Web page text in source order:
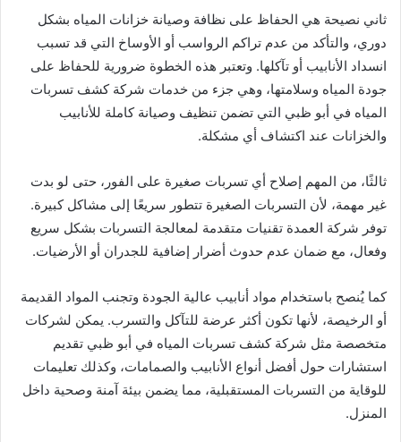
ثاني نصيحة هي الحفاظ على نظافة وصيانة خزانات المياه بشكل
دوري، والتأكد من عدم تراكم الرواسب أو الأوساخ التي قد تسبب
انسداد الأنابيب أو تآكلها. وتعتبر هذه الخطوة ضرورية للحفاظ على
جودة المياه وسلامتها، وهي جزء من خدمات شركة كشف تسربات
المياه في أبو ظبي التي تضمن تنظيف وصيانة كاملة للأنابيب
والخزانات عند اكتشاف أي مشكلة.
ثالثًا، من المهم إصلاح أي تسربات صغيرة على الفور، حتى لو بدت
غير مهمة، لأن التسربات الصغيرة تتطور سريعًا إلى مشاكل كبيرة.
توفر شركة العمدة تقنيات متقدمة لمعالجة التسربات بشكل سريع
وفعال، مع ضمان عدم حدوث أضرار إضافية للجدران أو الأرضيات.
كما يُنصح باستخدام مواد أنابيب عالية الجودة وتجنب المواد القديمة
أو الرخيصة، لأنها تكون أكثر عرضة للتآكل والتسرب. يمكن لشركات
متخصصة مثل شركة كشف تسربات المياه في أبو ظبي تقديم
استشارات حول أفضل أنواع الأنابيب والصمامات، وكذلك تعليمات
للوقاية من التسربات المستقبلية، مما يضمن بيئة آمنة وصحية داخل
المنزل.